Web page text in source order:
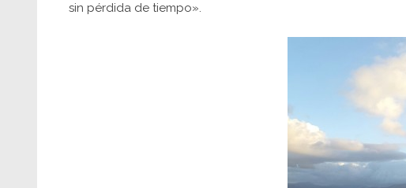
sin pérdida de tiempo».